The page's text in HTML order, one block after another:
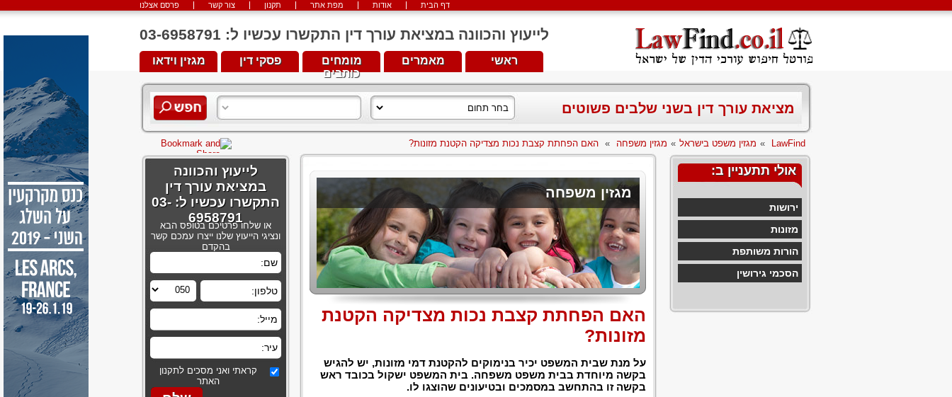
פרסם אצלנו צור קשר תקנון מפת אתר אודות דף הבית
לייעוץ והכוונה במציאת עורך דין התקשרו עכשיו ל: 03-6958791
מגזין וידאו פסקי דין
מומחים
כותבים
מאמרים ראשי
מציאת עורך דין בשני שלבים פשוטים
LawFind
» מגזין משפט בישראל » מגזין משפחה » האם הפחתת קצבת נכות מצדיקה הקטנת מזונות?
אולי תתעניין ב:
ירושות
מזונות
הורות משותפת
הסכמי גירושין
מגזין משפחה
האם הפחתת קצבת נכות מצדיקה הקטנת
מזונות?
על מנת שבית המשפט יכיר בנימוקים להקטנת דמי מזונות, יש להגיש
בקשה מיוחדת בבית משפט משפחה. בית המשפט ישקול בכובד ראש
בקשה זו בהתחשב במסמכים ובטיעונים שהוצגו לו.
לייעוץ והכוונה
במציאת עורך דין
התקשרו עכשיו ל: 03-
6958791
או שלחו פרטיכם בטופס הבא
ונציגי הייעוץ שלנו ייצרו עמכם קשר
בהקדם
קראתי ואני מסכים לתקנון
האתר